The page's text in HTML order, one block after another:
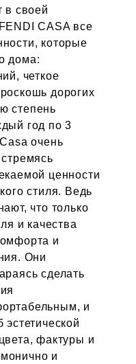
в своей
CASA все
которые
дома:
четкое
дорогих
степень
год по 3
очень
ценности
стиля. Ведь
что только
и качества
и
Они
сделать
и
фактуры и
и